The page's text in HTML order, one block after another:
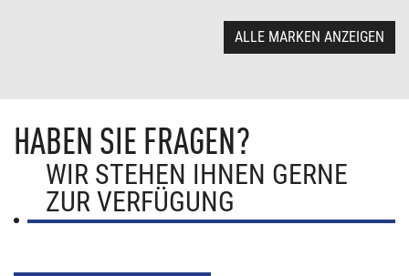
ALLE MARKEN ANZEIGEN
HABEN SIE FRAGEN?
WIR STEHEN IHNEN GERNE
ZUR VERFÜGUNG